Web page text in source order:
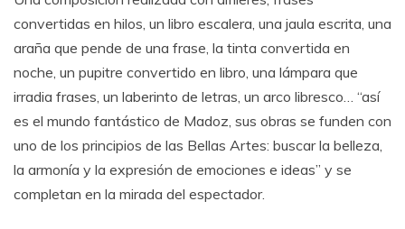
convertidas en hilos, un libro escalera, una jaula escrita, una
araña que pende de una frase, la tinta convertida en
noche, un pupitre convertido en libro, una lámpara que
irradia frases, un laberinto de letras, un arco libresco… “así
es el mundo fantástico de Madoz, sus obras se funden con
uno de los principios de las Bellas Artes: buscar la belleza,
la armonía y la expresión de emociones e ideas” y se
completan en la mirada del espectador.